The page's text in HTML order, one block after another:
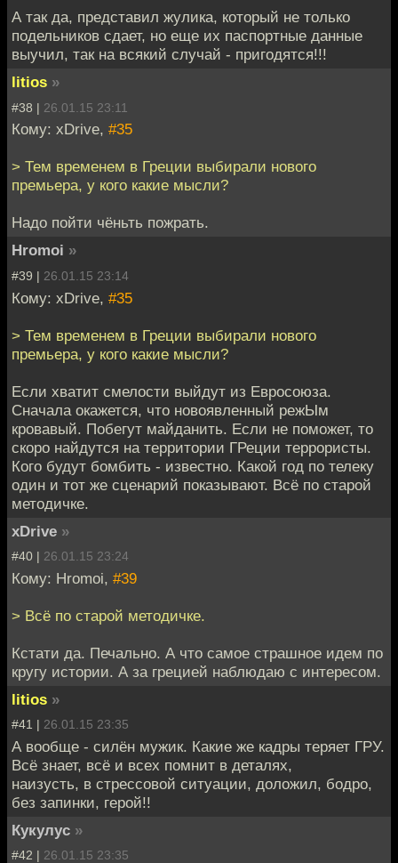
А так да, представил жулика, который не только
подельников сдает, но еще их паспортные данные
выучил, так на всякий случай - пригодятся!!!
litios »
#38 | 26.01.15 23:11
Кому: xDrive, #35
> Тем временем в Греции выбирали нового
премьера, у кого какие мысли?
Надо пойти чёньть пожрать.
Hromoi »
#39 | 26.01.15 23:14
Кому: xDrive, #35
> Тем временем в Греции выбирали нового
премьера, у кого какие мысли?
Если хватит смелости выйдут из Евросоюза.
Сначала окажется, что новоявленный режЫм
кровавый. Побегут майданить. Если не поможет, то
скоро найдутся на территории ГРеции террористы.
Кого будут бомбить - известно. Какой год по телеку
один и тот же сценарий показывают. Всё по старой
методичке.
xDrive »
#40 | 26.01.15 23:24
Кому: Hromoi, #39
> Всё по старой методичке.
Кстати да. Печально. А что самое страшное идем по
кругу истории. А за грецией наблюдаю с интересом.
litios »
#41 | 26.01.15 23:35
А вообще - силён мужик. Какие же кадры теряет ГРУ.
Всё знает, всё и всех помнит в деталях,
наизусть, в стрессовой ситуации, доложил, бодро,
без запинки, герой!!
Кукулус »
#42 | 26.01.15 23:35